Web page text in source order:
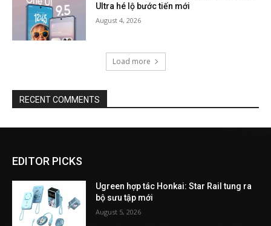
Ultra hé lộ bước tiến mới
August 4, 2026
Load more
RECENT COMMENTS
EDITOR PICKS
Ugreen hợp tác Honkai: Star Rail tung ra
bộ sưu tập mới
August 5, 2026